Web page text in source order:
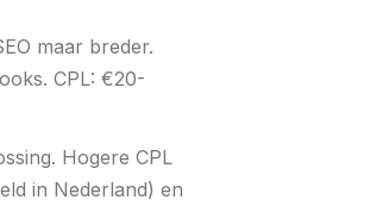
maar breder.
CPL: €20-
Hogere CPL
in Nederland) en